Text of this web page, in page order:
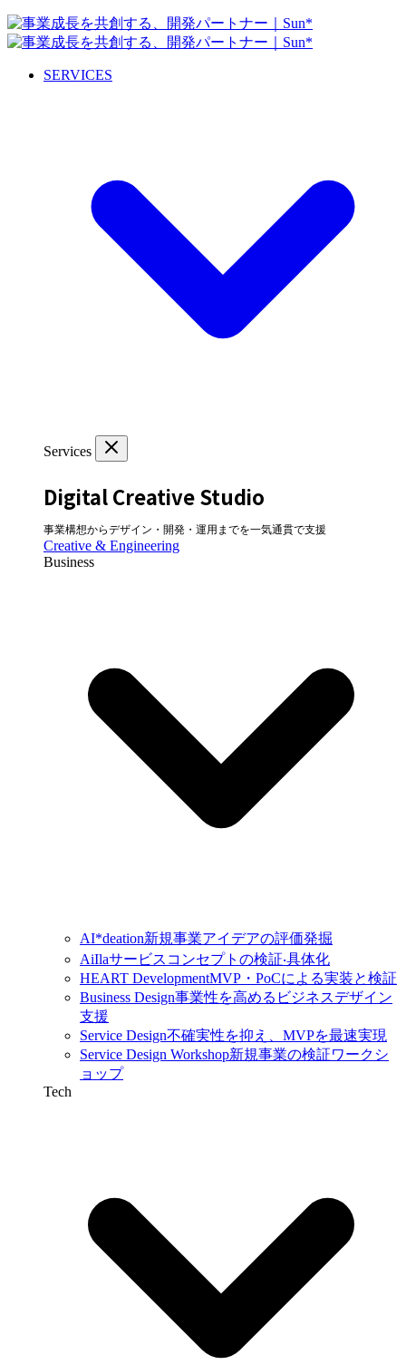
SERVICES
Services
Digital Creative Studio
事業構想からデザイン・開発・運用までを一気通貫で支援
Creative & Engineering
Business
AI*deation新規事業アイデアの評価発掘
AiIlaサービスコンセプトの検証‧具体化
HEART DevelopmentMVP・PoCによる実装と検証
Business Design事業性を高めるビジネスデザイン
支援
Service Design不確実性を抑え、MVPを最速実現
Service Design Workshop新規事業の検証ワークシ
ョップ
Tech